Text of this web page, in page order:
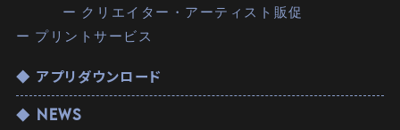
ー クリエイター・アーティスト販促
ー プリントサービス
◆ アプリダウンロード
◆ NEWS